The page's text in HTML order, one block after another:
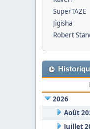
SuperTAZE
Jigisha
Robert
2026
Août
Juillet